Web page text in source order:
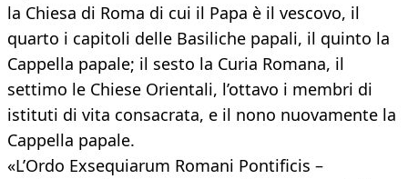
la Chiesa di Roma di cui il Papa è il vescovo, il
quarto i capitoli delle Basiliche papali, il quinto la
Cappella papale; il sesto la Curia Romana, il
settimo le Chiese Orientali, l’ottavo i membri di
istituti di vita consacrata, e il nono nuovamente la
Cappella papale.
«L’Ordo Exsequiarum Romani Pontificis –